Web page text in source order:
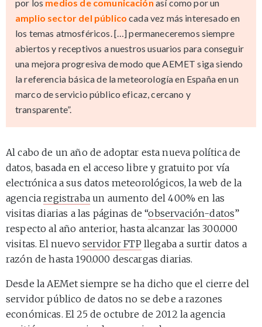
por los medios de comunicación así como por un
amplio sector del público cada vez más interesado en
los temas atmosféricos. […] permaneceremos siempre
abiertos y receptivos a nuestros usuarios para conseguir
una mejora progresiva de modo que AEMET siga siendo
la referencia básica de la meteorología en España en un
marco de servicio público eficaz, cercano y
transparente”.
Al cabo de un año de adoptar esta nueva política de
datos, basada en el acceso libre y gratuito por vía
electrónica a sus datos meteorológicos, la web de la
agenciaregistrabaun aumento del 400% en las
visitas diarias a las páginas de “observación-datos”
respecto al año anterior, hasta alcanzar las 300.000
visitas. El nuevo servidor FTP llegaba a surtir datos a
razón de hasta 190.000 descargas diarias.
Desde la AEMet siempre se ha dicho que el cierre del
servidor público de datos no se debe a razones
económicas. El 25 de octubre de 2012 la agencia